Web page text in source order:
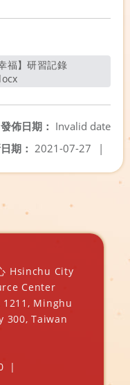
發佈日期： Invalid date
期： 2021-07-27 |
Hsinchu City
Center
1211, Minghu
300, Taiwan
|